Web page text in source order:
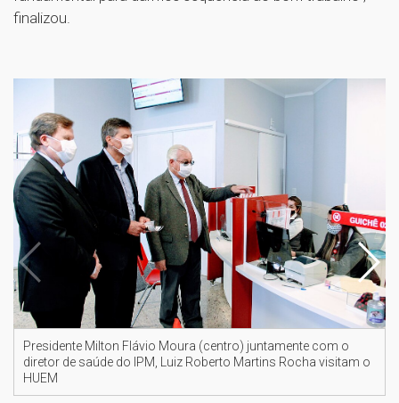
finalizou.
Presidente Milton Flávio Moura (centro) juntamente com o
diretor de saúde do IPM, Luiz Roberto Martins Rocha visitam o
HUEM